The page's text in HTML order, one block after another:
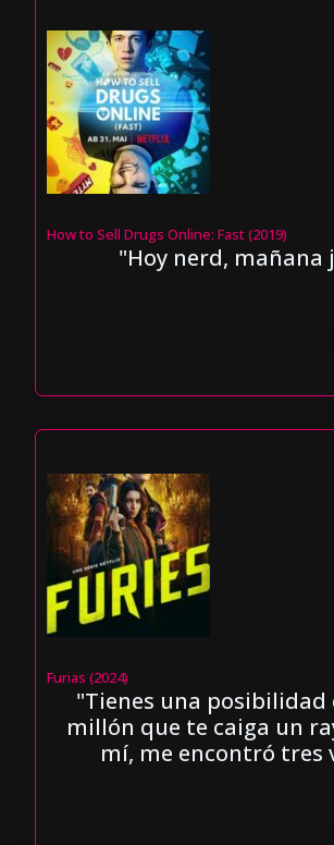
How to Sell Drugs Online: Fast (2019)
"Hoy nerd, mañana
Furias (2024)
"Tienes una posibilidad
millón que te caiga un
mí, me encontró tres